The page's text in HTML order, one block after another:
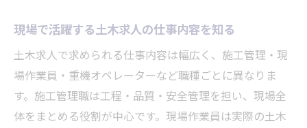
現場で活躍する土木求人の仕事内容を知る
土木求人で求められる仕事内容は幅広く、施工管理・現
場作業員・重機オペレーターなど職種ごとに異なりま
す。施工管理職は工程・品質・安全管理を担い、現場全
体をまとめる役割が中心です。現場作業員は実際の土木